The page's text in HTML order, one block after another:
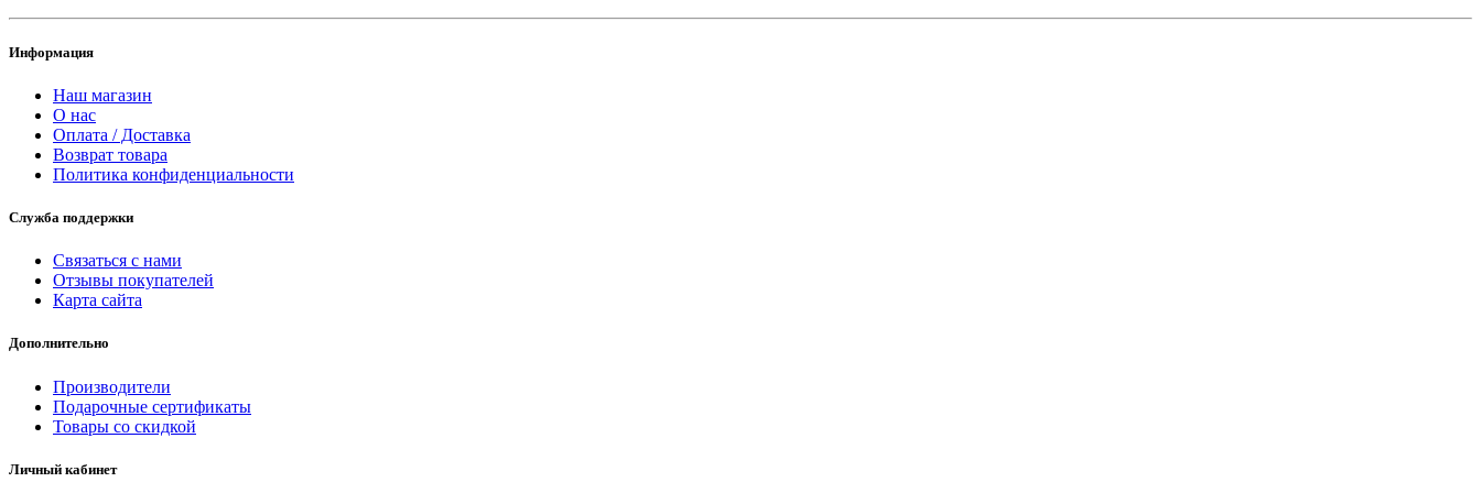
Информация
Наш магазин
О нас
Оплата / Доставка
Возврат товара
Политика конфиденциальности
Служба поддержки
Связаться с нами
Отзывы покупателей
Карта сайта
Дополнительно
Производители
Подарочные сертификаты
Товары со скидкой
Личный кабинет